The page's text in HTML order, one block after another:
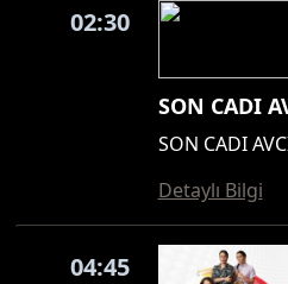
02:30
SON CADI
SON CADI
Detaylı Bilgi
04:45